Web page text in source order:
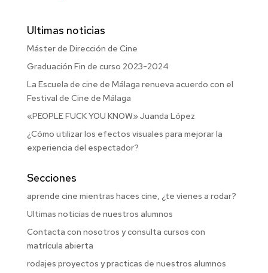
Ultimas noticias
Máster de Dirección de Cine
Graduación Fin de curso 2023-2024
La Escuela de cine de Málaga renueva acuerdo con el
Festival de Cine de Málaga
«PEOPLE FUCK YOU KNOW» Juanda López
¿Cómo utilizar los efectos visuales para mejorar la
experiencia del espectador?
Secciones
aprende cine mientras haces cine, ¿te vienes a rodar?
Ultimas noticias de nuestros alumnos
Contacta con nosotros y consulta cursos con
matrícula abierta
rodajes proyectos y practicas de nuestros alumnos